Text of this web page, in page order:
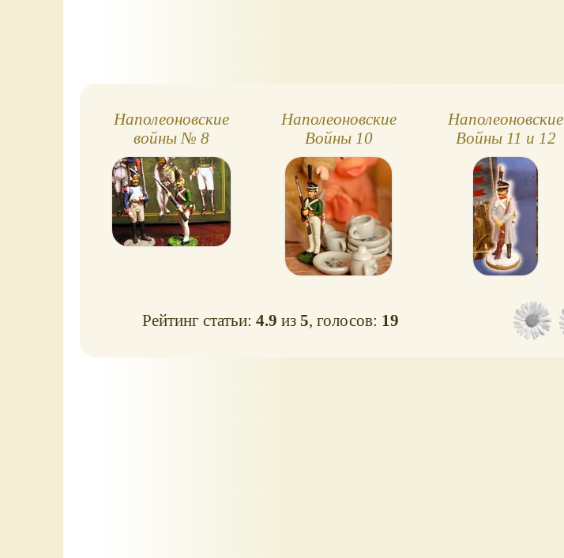
Наполеоновские
войны № 8
Наполеоновские
Войны 10
Наполеоновские
Войны 11 и 12
номер
Рейтинг статьи:4.9 из5, голосов: 19